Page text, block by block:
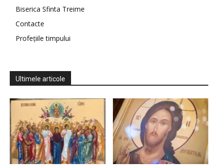
Biserica Sfinta Treime
Contacte
Profețiile timpului
Ultimele articole